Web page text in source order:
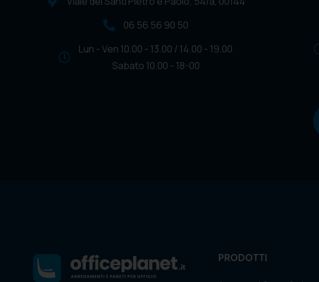
06 56 56 90 50
Lun - Ven 10.00 - 13.00 / 14.00 - 19.00
Sabato 10.00 - 18-00
PRODOTTI